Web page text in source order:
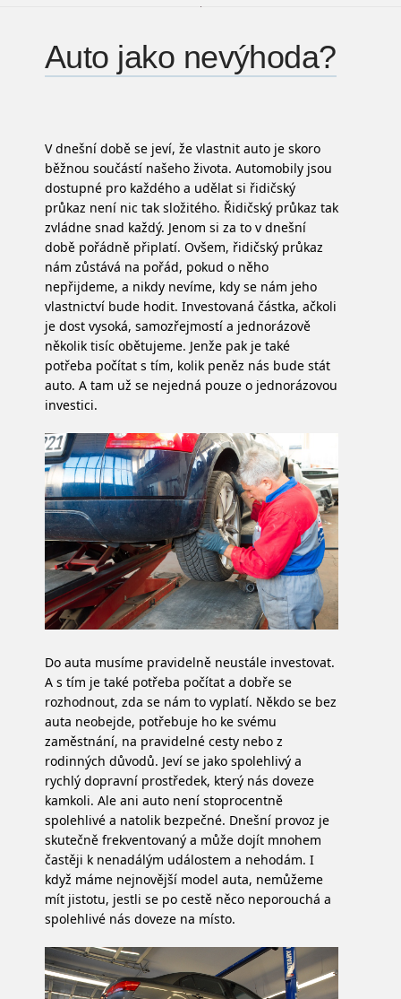
Auto jako nevýhoda?
V dnešní době se jeví, že vlastnit auto je skoro
běžnou součástí našeho života. Automobily jsou
dostupné pro každého a udělat si řidičský
průkaz není nic tak složitého. Řidičský průkaz tak
zvládne snad každý. Jenom si za to v dnešní
době pořádně připlatí. Ovšem, řidičský průkaz
nám zůstává na pořád, pokud o něho
nepřijdeme, a nikdy nevíme, kdy se nám jeho
vlastnictví bude hodit. Investovaná částka, ačkoli
je dost vysoká, samozřejmostí a jednorázově
několik tisíc obětujeme. Jenže pak je také
potřeba počítat s tím, kolik peněz nás bude stát
auto. A tam už se nejedná pouze o jednorázovou
investici.
Do auta musíme pravidelně neustále investovat.
A s tím je také potřeba počítat a dobře se
rozhodnout, zda se nám to vyplatí. Někdo se bez
auta neobejde, potřebuje ho ke svému
zaměstnání, na pravidelné cesty nebo z
rodinných důvodů. Jeví se jako spolehlivý a
rychlý dopravní prostředek, který nás doveze
kamkoli. Ale ani auto není stoprocentně
spolehlivé a natolik bezpečné. Dnešní provoz je
skutečně frekventovaný a může dojít mnohem
častěji k nenadálým událostem a nehodám. I
když máme nejnovější model auta, nemůžeme
mít jistotu, jestli se po cestě něco neporouchá a
spolehlivé nás doveze na místo.